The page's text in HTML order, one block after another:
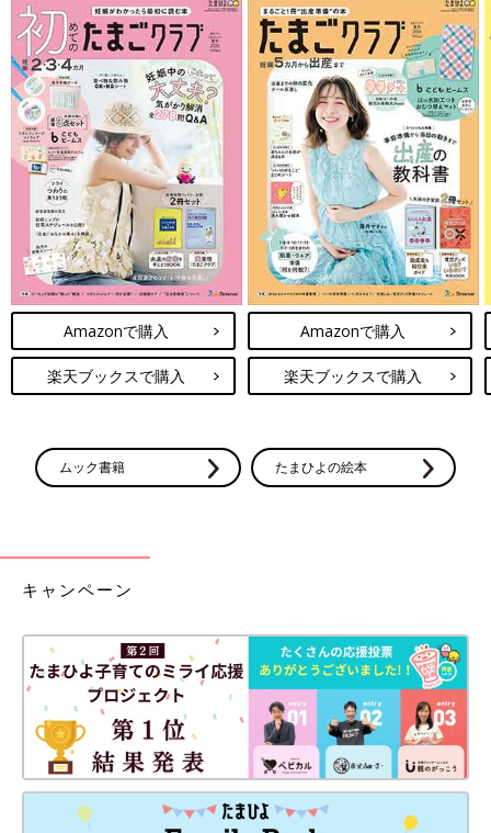
Amazonで購入
楽天ブックスで購入
Amazonで購入
楽天ブックスで購入
ムック書籍 たまひよの絵本
キャンペーン